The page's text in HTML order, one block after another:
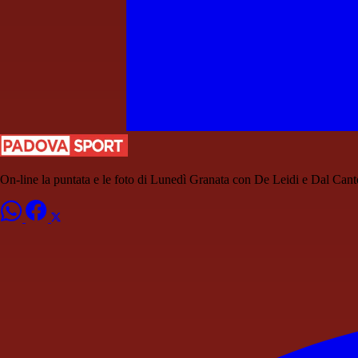
On-line la puntata e le foto di Lunedì Granata con De Leidi e Dal